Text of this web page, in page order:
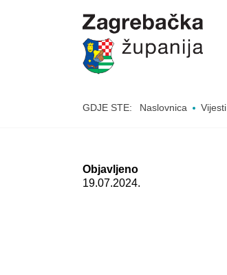
GDJE STE: Naslovnica Vijesti
Objavljeno
19.07.2024.